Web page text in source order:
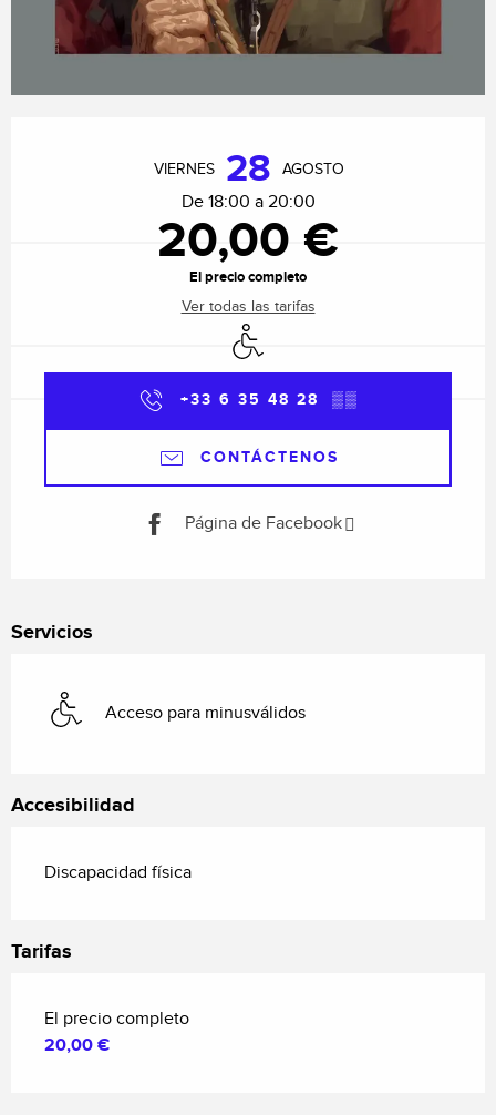
VIERNES 28 AGOSTO
De 18:00 a 20:00
20,00 €
El precio completo
Ver todas las tarifas
Acceso para minusválidos
+33 6 35 48 28 ▒▒
CONTÁCTENOS
Página de Facebook
Servicios
Acceso para minusválidos
Accesibilidad
Discapacidad física
Tarifas
El precio completo
20,00 €